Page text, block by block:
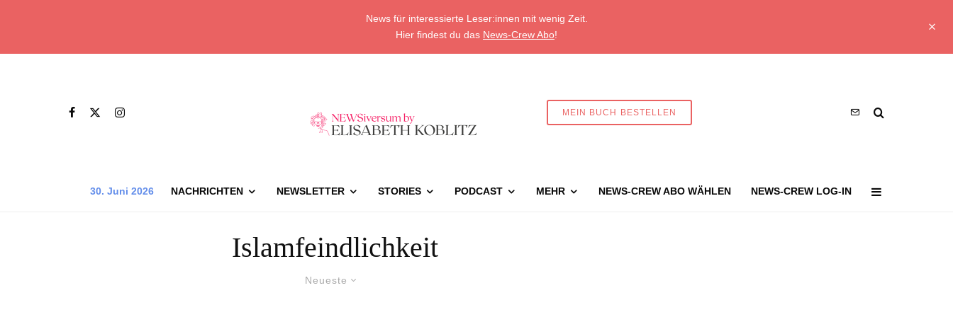
News für interessierte Leser:innen mit wenig Zeit.
Hier findest du das News-Crew Abo!
MEIN BUCH BESTELLEN
30. Juni 2026 NACHRICHTEN NEWSLETTER STORIES PODCAST MEHR NEWS-CREW ABO WÄHLEN NEWS-CREW LOG-IN
Islamfeindlichkeit
Neueste